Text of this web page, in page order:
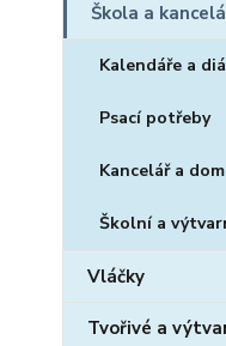
Škola a
Kalendáře a
Psací potřeby
Kancelář a
Školní a
Vláčky
Tvořivé a